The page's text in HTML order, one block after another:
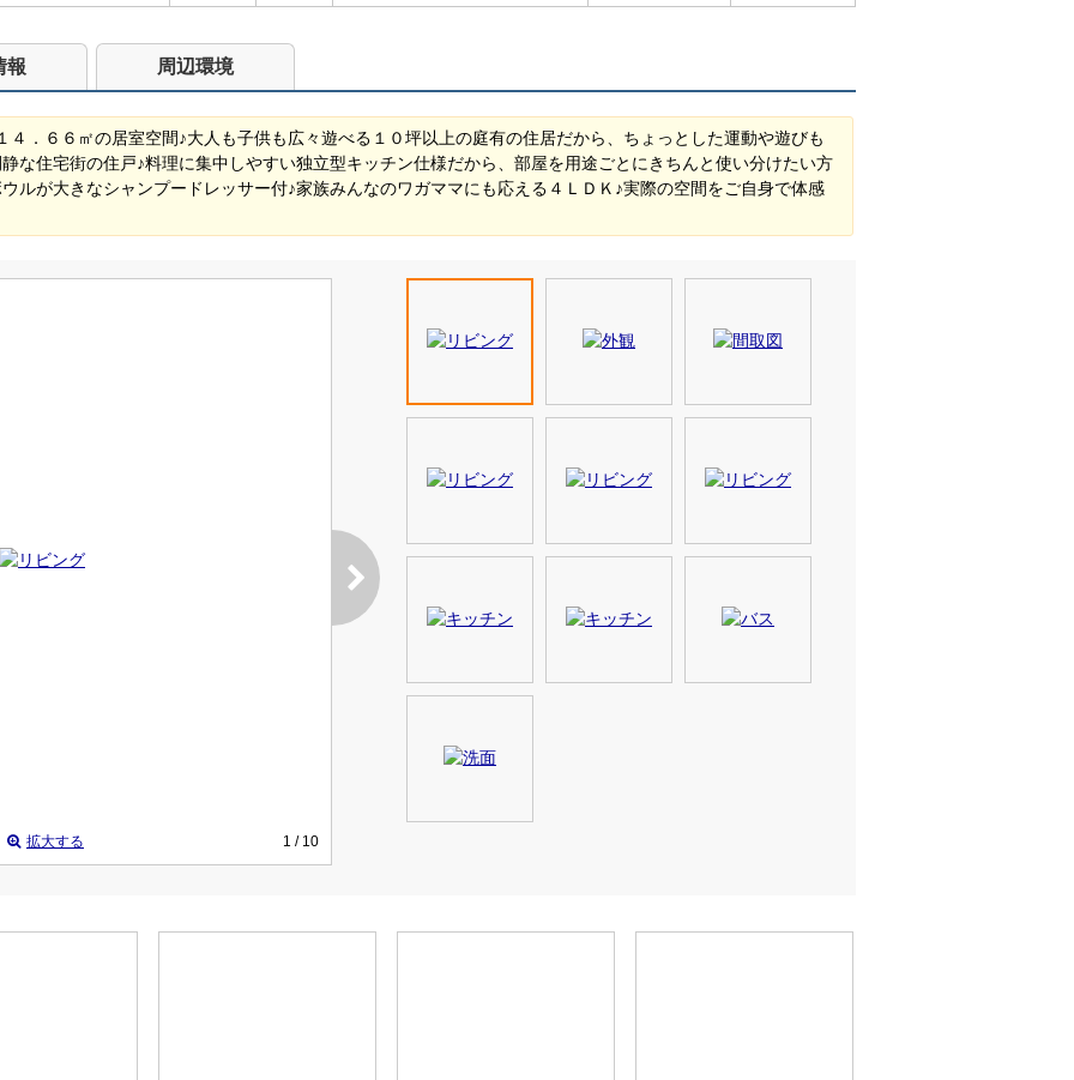
報 周辺環境
４．６６㎡の居室空間♪大人も子供も広々遊べる１０坪以上の庭有の住居だから、ちょっとした運動や遊びも
な住宅街の住戸♪料理に集中しやすい独立型キッチン仕様だから、部屋を用途ごとにきちんと使い分けたい方
ルが大きなシャンプードレッサー付♪家族みんなのワガママにも応える４ＬＤＫ♪実際の空間をご自身で体感
拡大する 1 / 10